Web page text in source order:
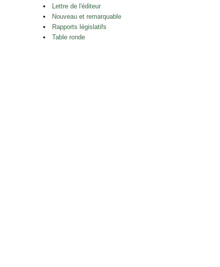
Lettre de l'éditeur
Nouveau et remarquable
Rapports législatifs
Table ronde